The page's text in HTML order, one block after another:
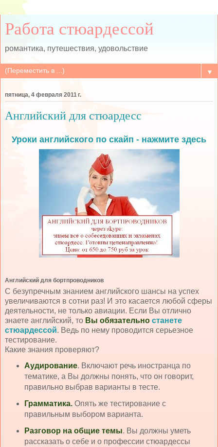
Работа стюардессой
романтика, путешествия, удовольствие
▼
пятница, 4 февраля 2011 г.
Английский для стюардесс
Уроки английского по скайп - нажмите здесь
Английский для бортпроводников
С безупречным знанием английского шансы на успех
увеличиваются в сотни раз! И это касается любой сферы
деятельности, не только авиации. Если Вы отлично
знаете английский, то Вы обязательно станете
стюардессой. Ведь по нему проводится серьезное
тестирование.
Какие знания проверяют?
Аудирование. Включают речь иностранца по
тематике, а Вы должны понять, что он говорит,
правильно выбрав варианты в тесте.
Грамматика.Опять же тестирование с
правильным выбором варианта.
Разговор на общие темы. Вы должны уметь
рассказать о себе и о профессии стюардессы